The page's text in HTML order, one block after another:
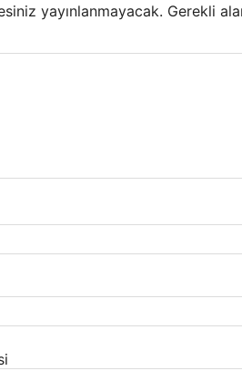
yayınlanmayacak. Gerekli